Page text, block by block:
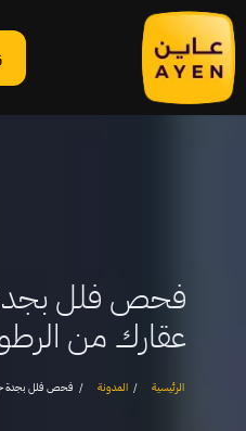
فحص فلل
عقارك من
الرئيسية المدونة فحص فلل بجدة